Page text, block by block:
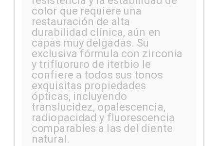
color que requiere una
restauración de alta
durabilidad clínica, aún en
capas muy delgadas. Su
exclusiva fórmula con zirconia
y trifluoruro de iterbio le
confiere a todos sus tonos
exquisitas propiedades
ópticas, incluyendo
translucidez, opalescencia,
radiopacidad y fluorescencia
comparables a las del diente
natural.